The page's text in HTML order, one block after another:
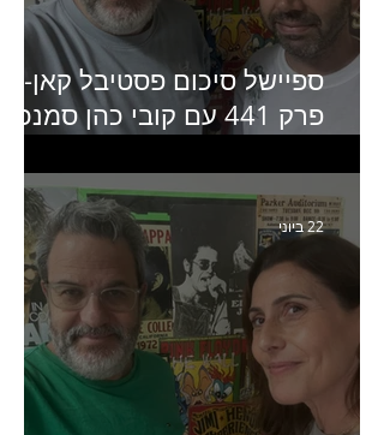
ספיישל סיכום פסטיבל קאן-
פרק 441 עם קובי כהן
22 ביוני